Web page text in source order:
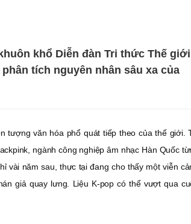
khổ Diễn đàn Tri thức Thế giới
tích nguyên nhân sâu xa của
tượng văn hóa phổ quát tiếp theo của thế giới.
ngành công nghiệp âm nhạc Hàn Quốc
vài năm sau, thực tại đang cho thấy một viễn
giả quay lưng. Liệu K-pop có thể vượt qua